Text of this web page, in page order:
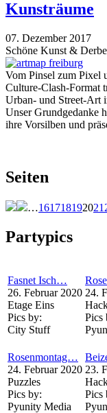
Kunsträume
07. Dezember 2017
Schöne Kunst &
Vom Pinsel zum Pixel
Culture-Clash-Format
Urban- und Street-Art
Unser Grundgedanke
ihre Vorsilben und
Seiten
…161718192021
Partypics
Fasnet Isch…
26. Februar 2020
Etage Eins
Pics by:
City Stuff
24.
Pics
Rosenmontag…
24. Februar 2020
Puzzles
Pics by:
Pyunity Media
23.
Pics